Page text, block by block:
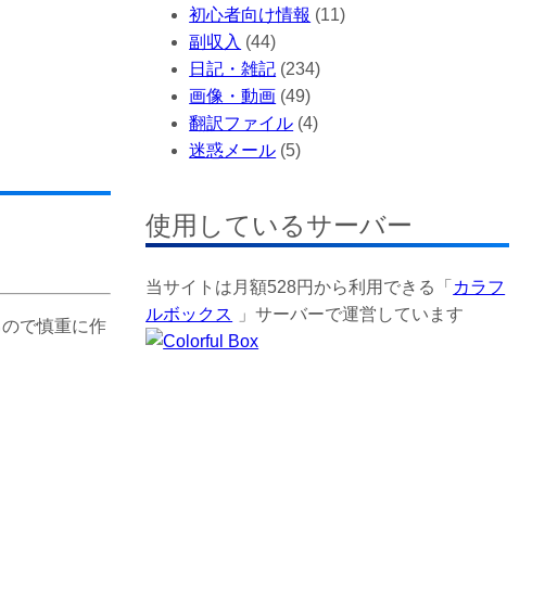
で慎重に作
初心者向け情報 (11)
副収入 (44)
日記・雑記 (234)
画像・動画 (49)
翻訳ファイル (4)
迷惑メール (5)
使用しているサーバー
当サイトは月額528円から利用できる「 カラフ
ルボックス
」サーバーで運営しています